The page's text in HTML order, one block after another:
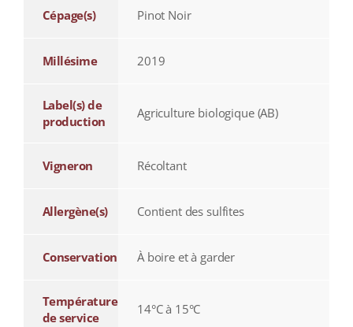
Cépage(s) Pinot Noir
Millésime 2019
Label(s) de
production
Agriculture biologique (AB)
Vigneron Récoltant
Allergène(s) Contient des sulfites
Conservation À boire et à garder
Température
de service
14°C à 15°C